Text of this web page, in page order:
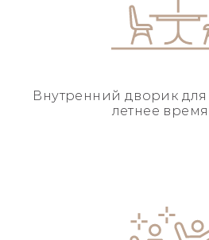
Внутренний дворик для
летнее